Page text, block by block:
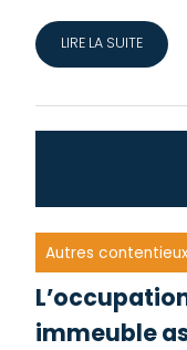
LIRE LA SUITE
Autres
immeuble